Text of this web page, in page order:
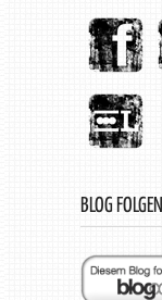
BLOG FOLGEN